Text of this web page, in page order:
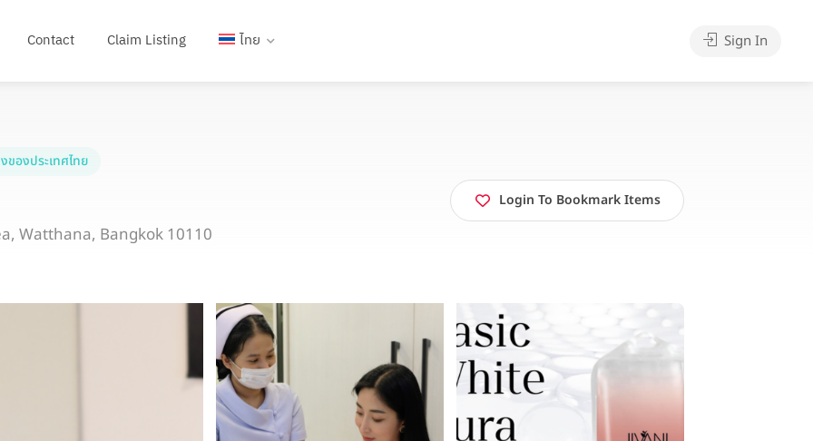
Contact Claim Listing ไทย Sign In
ของประเทศไทย
Watthana, Bangkok 10110
Login To Bookmark Items